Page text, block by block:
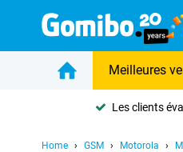
Meilleures
Les clients
Home GSM Motorola